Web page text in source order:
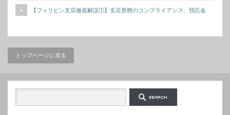
【フィリピン支店徹底解説①】支店形態のコンプライアンス、預託金
トップページに戻る